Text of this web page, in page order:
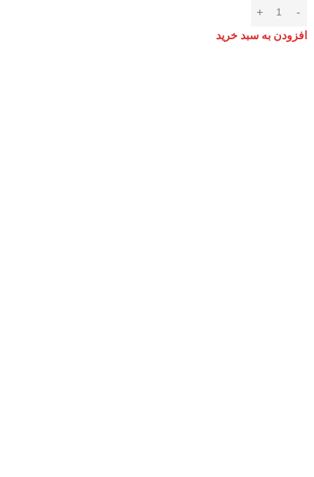
افزودن به سبد خرید